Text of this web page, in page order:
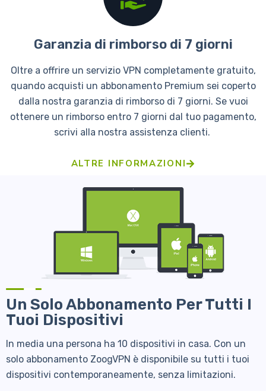
Garanzia di rimborso di 7 giorni
Oltre a offrire un servizio VPN completamente gratuito,
quando acquisti un abbonamento Premium sei coperto
dalla nostra garanzia di rimborso di 7 giorni. Se vuoi
ottenere un rimborso entro 7 giorni dal tuo pagamento,
scrivi alla nostra assistenza clienti.
ALTRE INFORMAZIONI
Un Solo Abbonamento Per Tutti I
Tuoi Dispositivi
In media una persona ha 10 dispositivi in casa. Con un
solo abbonamento ZoogVPN è disponibile su tutti i tuoi
dispositivi contemporaneamente, senza limitazioni.